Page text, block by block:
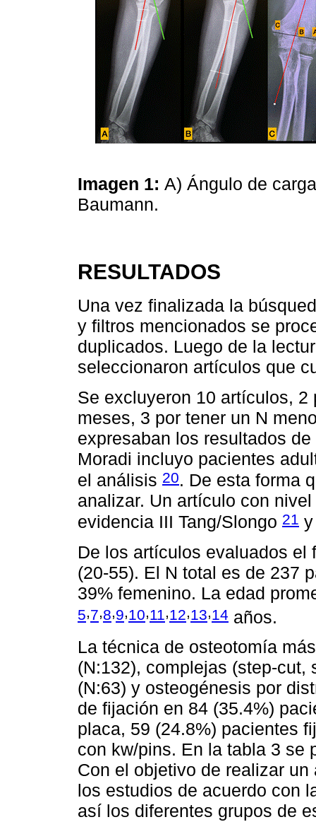
Imagen 1: A) Ángulo de
Baumann.
RESULTADOS
Una vez finalizada la
y filtros mencionados se
duplicados. Luego de la
seleccionaron artículos que
Se excluyeron 10 artículos, 2
meses, 3 por tener un N
expresaban los resultados
Moradi incluyo pacientes
el análisis 20. De esta forma
analizar. Un artículo con
evidencia III Tang/Slongo 21
De los artículos evaluados el
(20-55). El N total es de 237
39% femenino. La edad
5 7 8 9 10 11 12 13 14 años.
La técnica de osteotomía
(N:132), complejas (step-cut,
(N:63) y osteogénesis por
de fijación en 84 (35.4%)
placa, 59 (24.8%) pacientes
con kw/pins. En la tabla 3 se
Con el objetivo de realizar
los estudios de acuerdo con
así los diferentes grupos de